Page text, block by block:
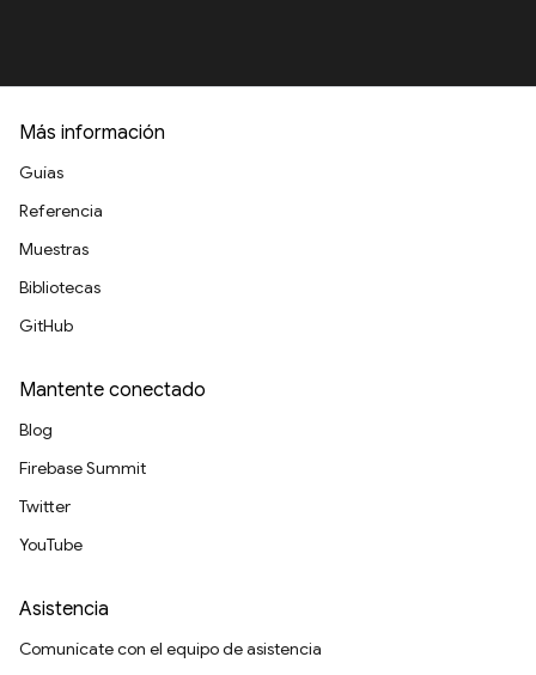
Más información
Guías
Referencia
Muestras
Bibliotecas
GitHub
Mantente conectado
Blog
Firebase Summit
Twitter
YouTube
Asistencia
Comunícate con el equipo de asistencia